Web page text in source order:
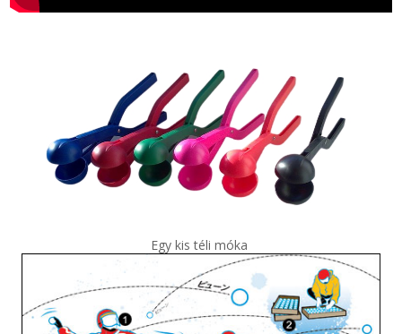
Egy kis téli móka